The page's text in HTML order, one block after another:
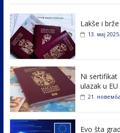
e
b
o
o
k
itt
er e
er
Lakše i
13. мај 2025.
Ni sertifikat
ulazak u EU
21.
Evo šta